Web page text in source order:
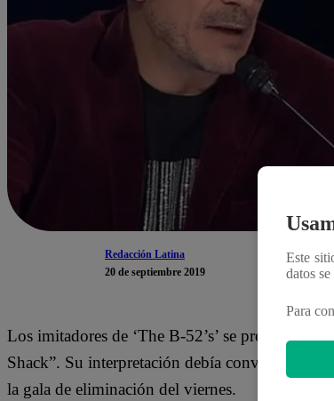
Redacción Latina
20 de septiembre 2019
Los imitadores de ‘The B-52’s’ se presentaron
Shack”. Su interpretación debía convencer al
la gala de eliminación del viernes.
Este
datos
Para